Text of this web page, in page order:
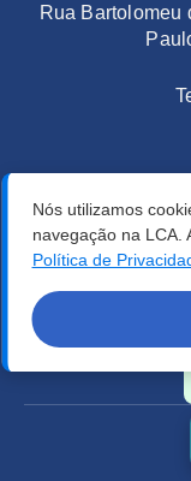
Rua Bartolomeu
Nós utilizamos
navegação na LCA.
Política de